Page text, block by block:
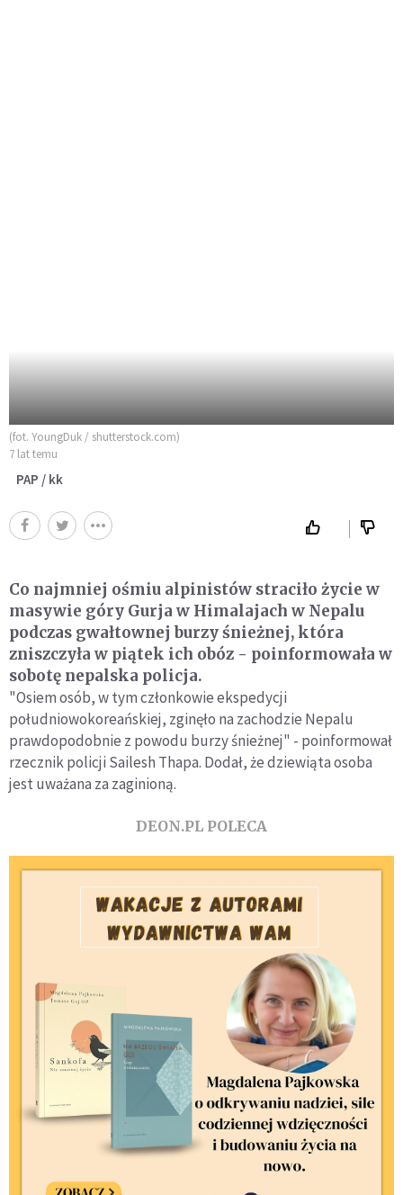
(fot. YoungDuk / shutterstock.com)
7 lat temu
PAP / kk
Co najmniej ośmiu alpinistów straciło życie w
masywie góry Gurja w Himalajach w Nepalu
podczas gwałtownej burzy śnieżnej, która
zniszczyła w piątek ich obóz - poinformowała w
sobotę nepalska policja.
"Osiem osób, w tym członkowie ekspedycji
południowokoreańskiej, zginęło na zachodzie Nepalu
prawdopodobnie z powodu burzy śnieżnej" - poinformował
rzecznik policji Sailesh Thapa. Dodał, że dziewiąta osoba
jest uważana za zaginioną.
DEON.PL POLECA